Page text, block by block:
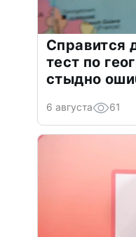
Справится
тест по
стыдно
6 августа 61